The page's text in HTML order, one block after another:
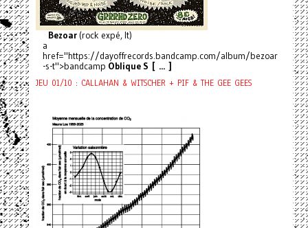
Bezoar(rock expé, It)
a
href="https://dayoffrecords.bandcamp.com/album/bezoar
-s-t">bandcamp Oblique S [ ... ]
JEU 01/10 : CALLAHAN & WITSCHER + PIF & THE GEE GEES